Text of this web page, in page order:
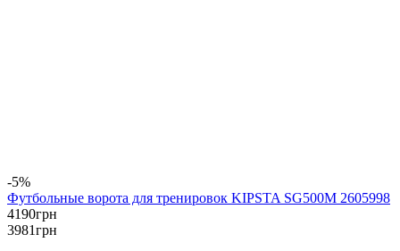
-5%
Футбольные ворота для тренировок KIPSTA SG500M 2605998
4190грн
3981грн